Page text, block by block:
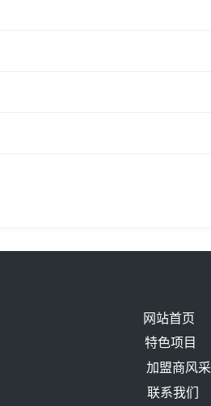
网站首页
特色项目
加盟商风采
联系我们